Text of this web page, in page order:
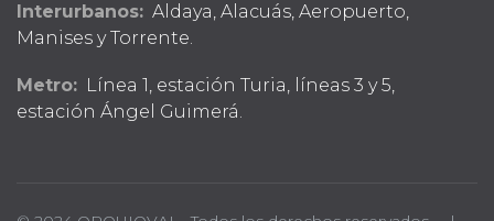
Interurbanos: Aldaya, Alacuás, Aeropuerto,
Manises y Torrente.
Metro: Línea 1, estación Turia, líneas 3 y 5,
estación Ángel Guimerá.